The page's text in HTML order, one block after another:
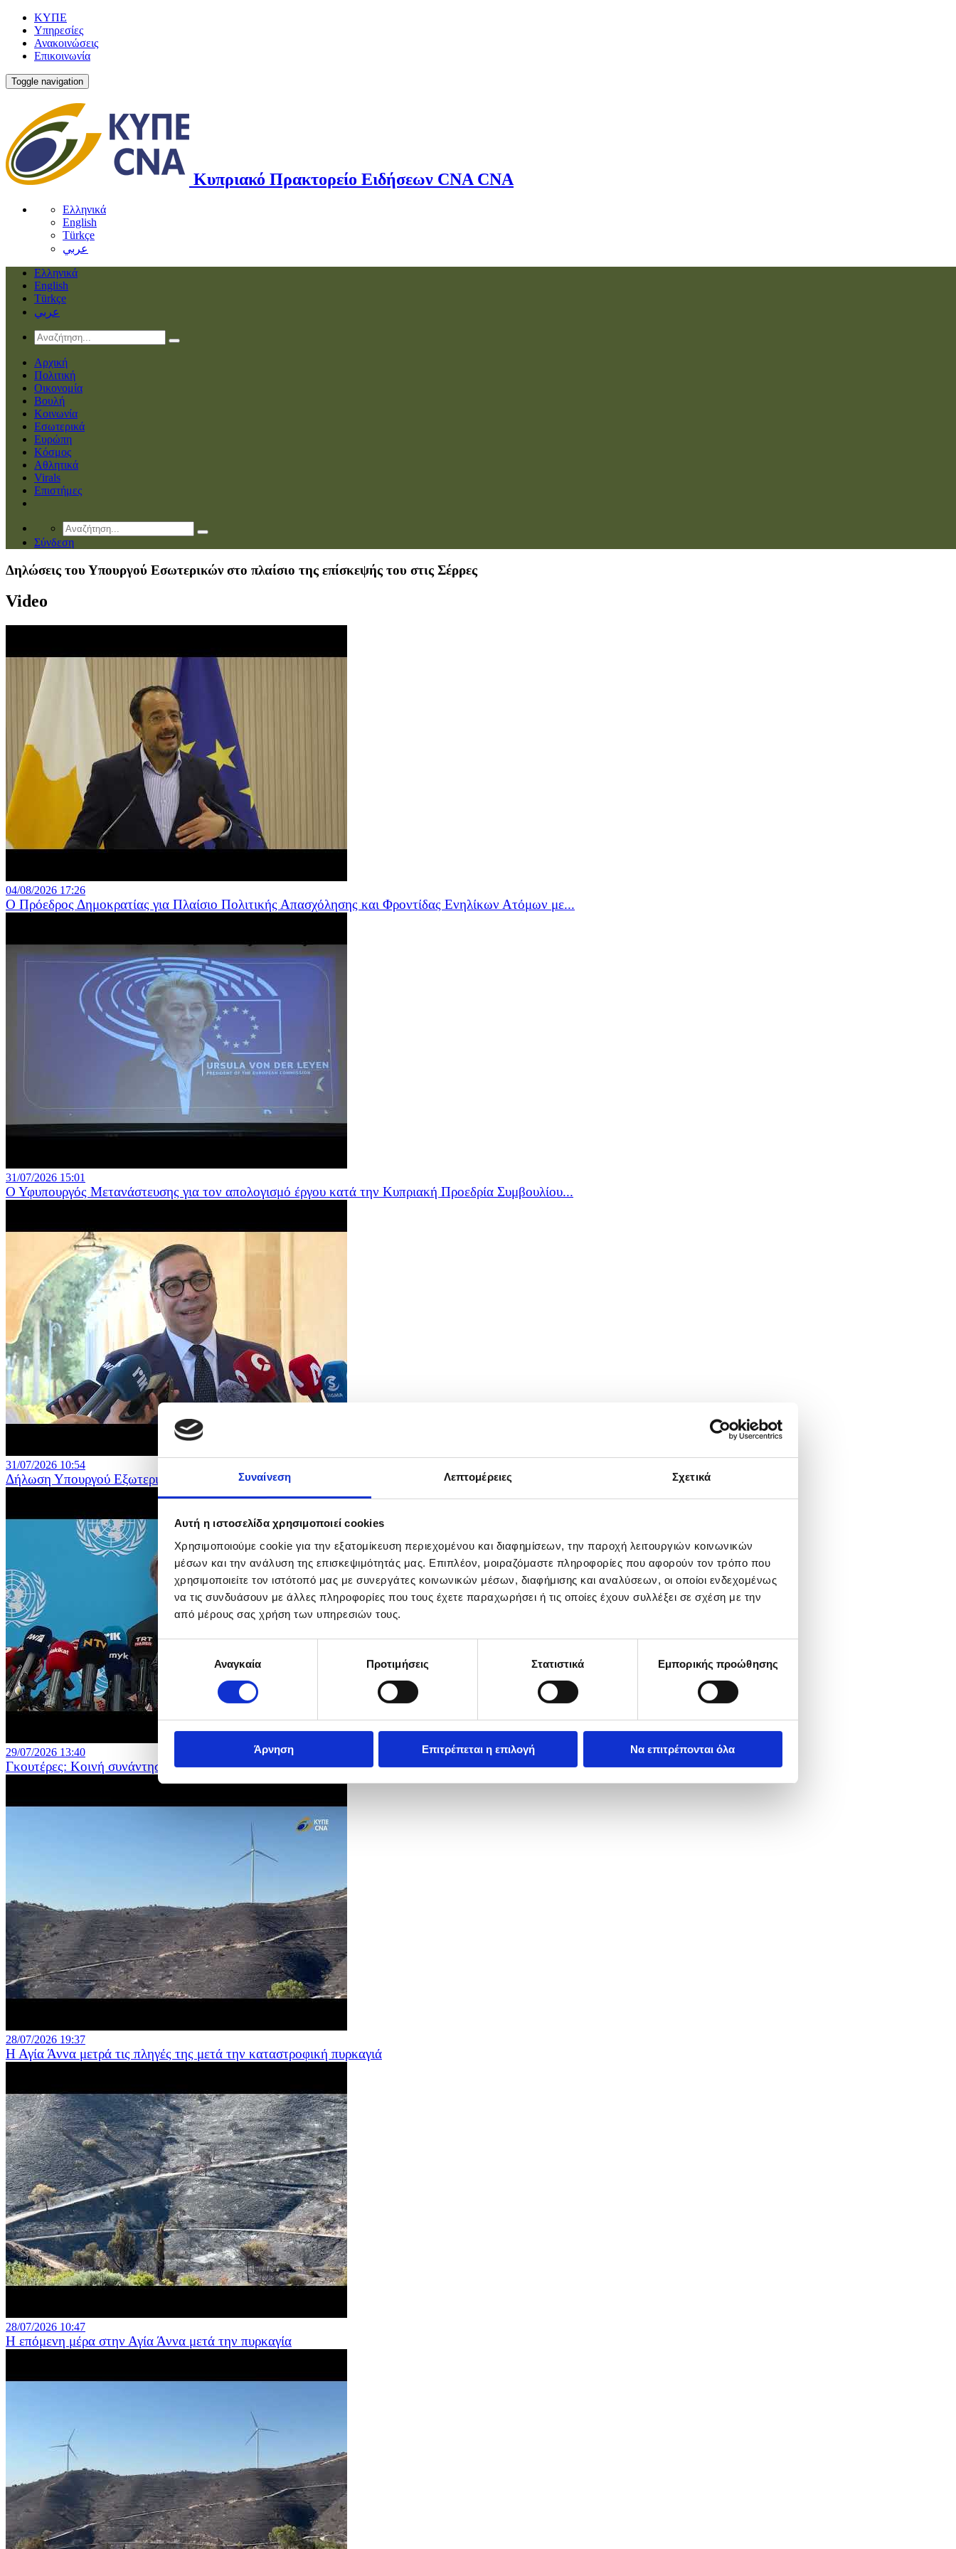
Συναίνεση Λεπτομέρειες Σχετικά
Αυτή η ιστοσελίδα χρησιμοποιεί cookies
Χρησιμοποιούμε cookie για την εξατομίκευση περιεχομένου και διαφημίσεων, την παροχή λειτουργιών κοινωνικών
μέσων και την ανάλυση της επισκεψιμότητάς μας. Επιπλέον, μοιραζόμαστε πληροφορίες που αφορούν τον τρόπο που
χρησιμοποιείτε τον ιστότοπό μας με συνεργάτες κοινωνικών μέσων, διαφήμισης και αναλύσεων, οι οποίοι ενδεχομένως
να τις συνδυάσουν με άλλες πληροφορίες που τους έχετε παραχωρήσει ή τις οποίες έχουν συλλέξει σε σχέση με την
από μέρους σας χρήση των υπηρεσιών τους.
συγκατάθεσηςΑναγκαία Προτιμήσεις Στατιστικά Εμπορικής προώθησης
Άρνηση Επιτρέπεται η επιλογή Να επιτρέπονται όλα
ΚΥΠΕ
Υπηρεσίες
Ανακοινώσεις
Επικοινωνία
Toggle navigation
Κυπριακό Πρακτορείο Ειδήσεων CNA CNA
Ελληνικά
English
Türkçe
عربي
Ελληνικά
English
Türkçe
عربي
Αρχική
Πολιτική
Οικονομία
Βουλή
Κοινωνία
Εσωτερικά
Ευρώπη
Κόσμος
Αθλητικά
Virals
Επιστήμες
Σύνδεση
Δηλώσεις του Υπουργού Εσωτερικών στο πλαίσιο της επίσκεψής του στις Σέρρες
Video
04/08/2026 17:26
Ο Πρόεδρος Δημοκρατίας για Πλαίσιο Πολιτικής Απασχόλησης και Φροντίδας Ενηλίκων Ατόμων με...
31/07/2026 15:01
Ο Υφυπουργός Μετανάστευσης για τον απολογισμό έργου κατά την Κυπριακή Προεδρία Συμβουλίου...
31/07/2026 10:54
Δήλωση Υπουργού Εξωτερικών μετά τη συνάντηση του ΠτΔ με τον Ειδικό Απεσταλμένο ΕΕ για το...
29/07/2026 13:40
Γκουτέρες: Κοινή συνάντηση με τους δύο ηγέτες στα γραφεία της Αποστολής Καλών Υπηρεσιών.
28/07/2026 19:37
Η Αγία Άννα μετρά τις πληγές της μετά την καταστροφική πυρκαγιά
28/07/2026 10:47
Η επόμενη μέρα στην Αγία Άννα μετά την πυρκαγία